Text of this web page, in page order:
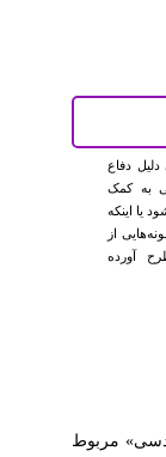
دلیل دفاع
به کمک
یا اینکه
از
آورده
مربوط